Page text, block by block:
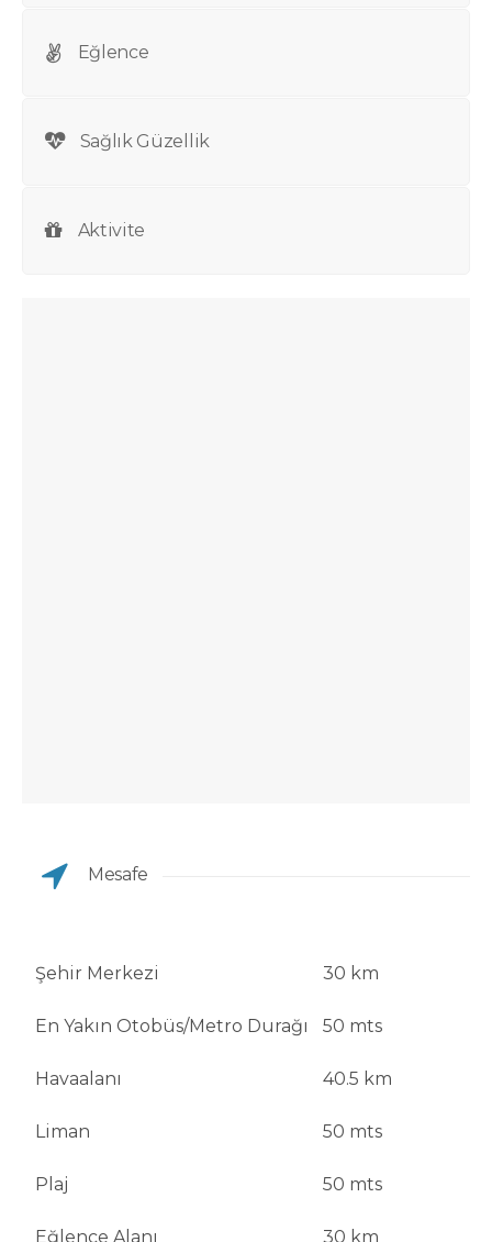
Eğlence
Sağlık Güzellik
Aktivite
Mesafe
Şehir Merkezi 30 km
En Yakın Otobüs/Metro Durağı 50 mts
Havaalanı 40.5 km
Liman 50 mts
Plaj 50 mts
Eğlence Alanı 30 km